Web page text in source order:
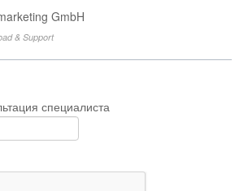
GmbH
& Support
специалиста